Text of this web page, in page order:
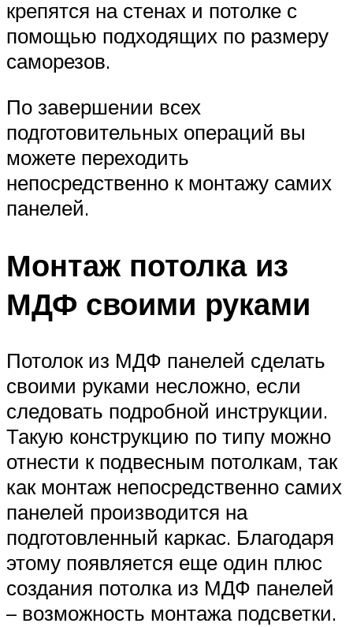
крепятся на стенах и потолке с
помощью подходящих по размеру
саморезов.
По завершении всех
подготовительных операций вы
можете переходить
непосредственно к монтажу самих
панелей.
Монтаж потолка из
МДФ своими руками
Потолок из МДФ панелей сделать
своими руками несложно, если
следовать подробной инструкции.
Такую конструкцию по типу можно
отнести к подвесным потолкам, так
как монтаж непосредственно самих
панелей производится на
подготовленный каркас. Благодаря
этому появляется еще один плюс
создания потолка из МДФ панелей
– возможность монтажа подсветки.